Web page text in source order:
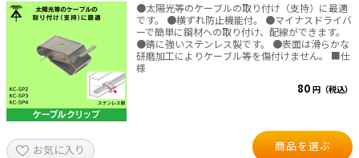
●太陽光等のケーブルの取り付け（支持）に最適
です。 ●横ずれ防止機能付。 ●マイナスドライバ
ーで簡単に鋼材への取り付け、配線ができます。
●錆に強いステンレス製です。 ●表面は滑らかな
研磨加工によりケーブル等を傷付けません。 ■仕
様
80 円（税込）
お気に入り 商品を選ぶ